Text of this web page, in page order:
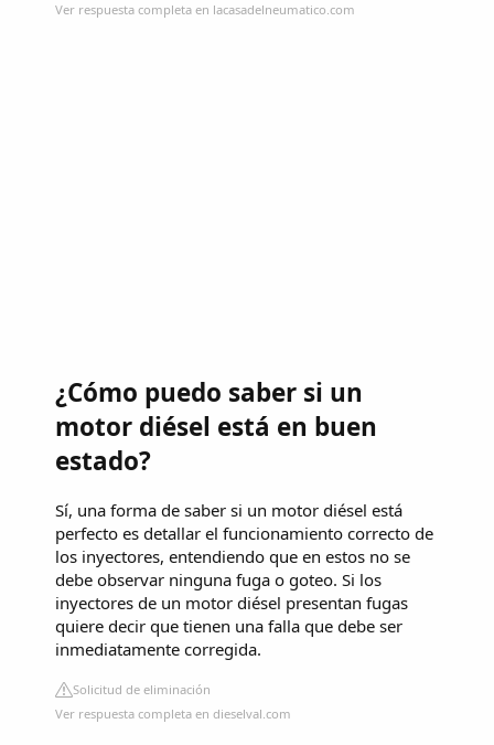
Ver respuesta completa en lacasadelneumatico.com
¿Cómo puedo saber si un
motor diésel está en buen
estado?
Sí, una forma de saber si un motor diésel está
perfecto es detallar el funcionamiento correcto de
los inyectores, entendiendo que en estos no se
debe observar ninguna fuga o goteo. Si los
inyectores de un motor diésel presentan fugas
quiere decir que tienen una falla que debe ser
inmediatamente corregida.
Solicitud de eliminación
Ver respuesta completa en dieselval.com